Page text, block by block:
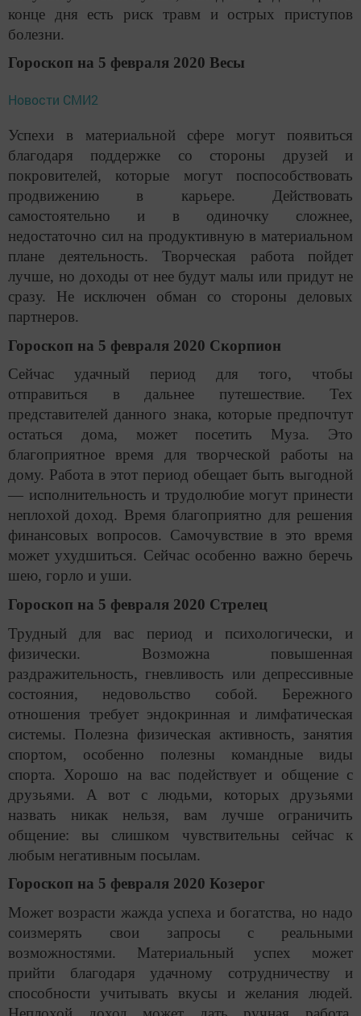
конце дня есть риск травм и острых приступов
болезни.
Гороскоп на 5 февраля 2020 Весы
Новости СМИ2
Успехи в материальной сфере могут появиться
благодаря поддержке со стороны друзей и
покровителей, которые могут поспособствовать
продвижению в карьере. Действовать
самостоятельно и в одиночку сложнее,
недостаточно сил на продуктивную в материальном
плане деятельность. Творческая работа пойдет
лучше, но доходы от нее будут малы или придут не
сразу. Не исключен обман со стороны деловых
партнеров.
Гороскоп на 5 февраля 2020 Скорпион
Сейчас удачный период для того, чтобы
отправиться в дальнее путешествие. Тех
представителей данного знака, которые предпочтут
остаться дома, может посетить Муза. Это
благоприятное время для творческой работы на
дому. Работа в этот период обещает быть выгодной
— исполнительность и трудолюбие могут принести
неплохой доход. Время благоприятно для решения
финансовых вопросов. Самочувствие в это время
может ухудшиться. Сейчас особенно важно беречь
шею, горло и уши.
Гороскоп на 5 февраля 2020 Стрелец
Трудный для вас период и психологически, и
физически. Возможна повышенная
раздражительность, гневливость или депрессивные
состояния, недовольство собой. Бережного
отношения требует эндокринная и лимфатическая
системы. Полезна физическая активность, занятия
спортом, особенно полезны командные виды
спорта. Хорошо на вас подействует и общение с
друзьями. А вот с людьми, которых друзьями
назвать никак нельзя, вам лучше ограничить
общение: вы слишком чувствительны сейчас к
любым негативным посылам.
Гороскоп на 5 февраля 2020 Козерог
Может возрасти жажда успеха и богатства, но надо
соизмерять свои запросы с реальными
возможностями. Материальный успех может
прийти благодаря удачному сотрудничеству и
способности учитывать вкусы и желания людей.